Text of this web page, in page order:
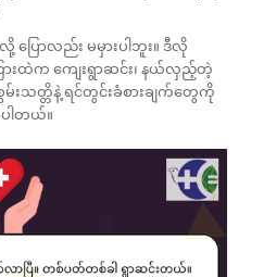
ြောလည်း မမှားပါဘူး။ ဒီလို
းထဲက ကျေးရွာဆင်း၊ နယ်လှည့်တဲ့
သတ္တိနဲ့ ရင်တွင်းခံစားချက်တွေကို
ါတယ်။